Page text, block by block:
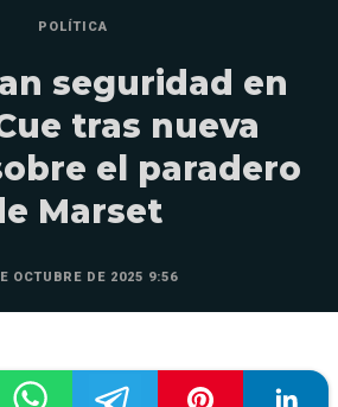
POLÍTICA
seguridad en
tras nueva
el paradero
Marset
OCTUBRE DE 2025 9:56